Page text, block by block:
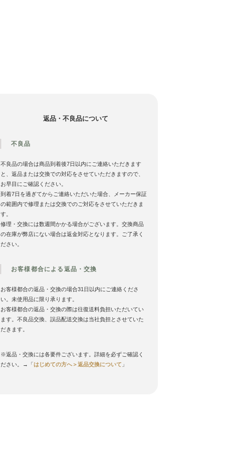
返品・不良品について
不良品
不良品の場合は商品到着後7日以内にご連絡いただきます
と、返品または交換での対応をさせていただきますので、
お早目にご確認ください。
到着7日を過ぎてからご連絡いただいた場合、メーカー保証
の範囲内で修理または交換でのご対応をさせていただきま
す。
修理・交換には数週間かかる場合がございます。交換商品
の在庫が弊店にない場合は返金対応となります。ご了承く
ださい。
お客様都合による返品・交換
お客様都合の返品・交換の場合31日以内にご連絡くださ
い。未使用品に限り承ります。
お客様都合の返品・交換の際は往復送料負担いただいてい
ます。不良品交換、誤品配送交換は当社負担とさせていた
だきます。
※返品・交換には各要件ございます。詳細を必ずご確認く
ださい。→「はじめての方へ＞返品交換について 」